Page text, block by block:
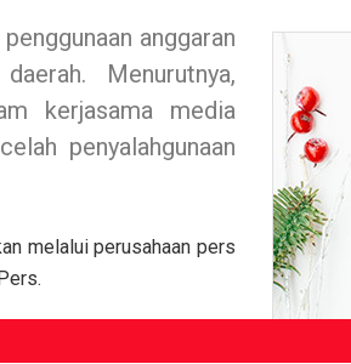
anggaran
Menurutnya,
kerjasama media
penyalahgunaan
melalui perusahaan pers